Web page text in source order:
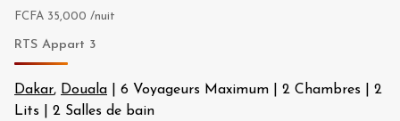
FCFA 35,000 /nuit
RTS Appart 3
Dakar, Douala 6 Voyageurs Maximum 2 Chambres
2
Lits
2 Salles de bain